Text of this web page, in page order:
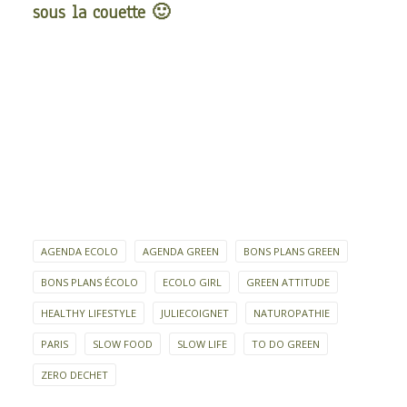
sous la couette 🙂
AGENDA ECOLO AGENDA GREEN BONS PLANS GREEN
BONS PLANS ÉCOLO ECOLO GIRL GREEN ATTITUDE
HEALTHY LIFESTYLE JULIECOIGNET NATUROPATHIE
PARIS SLOW FOOD SLOW LIFE TO DO GREEN
ZERO DECHET